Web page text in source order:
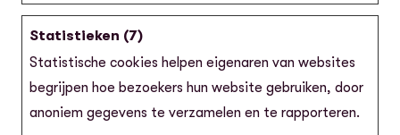
Statistieken (7)
Statistische cookies helpen eigenaren van websites
begrijpen hoe bezoekers hun website gebruiken, door
anoniem gegevens te verzamelen en te rapporteren.